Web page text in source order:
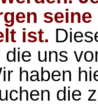
ist.
die uns
haben
die